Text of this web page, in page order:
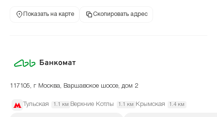
Показать на карте Скопировать адрес
Банкомат
117105, г Москва, Варшавское шоссе, дом 2
Тульская 1.1 км Верхние Котлы 1.1 км Крымская 1.4 км